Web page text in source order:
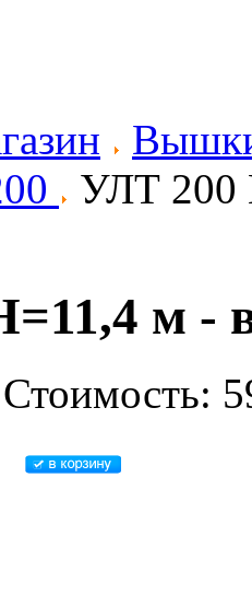
УЛТ 200
м -
Стоимость: